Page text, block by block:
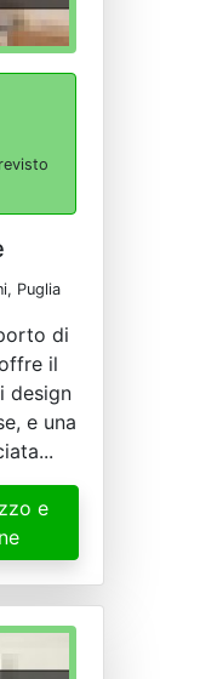
Puglia
di
il
design
e una
e